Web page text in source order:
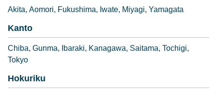
Akita Aomori Fukushima Iwate Miyagi Yamagata
Kanto
Chiba Gunma Ibaraki Kanagawa Saitama Tochigi
Tokyo
Hokuriku